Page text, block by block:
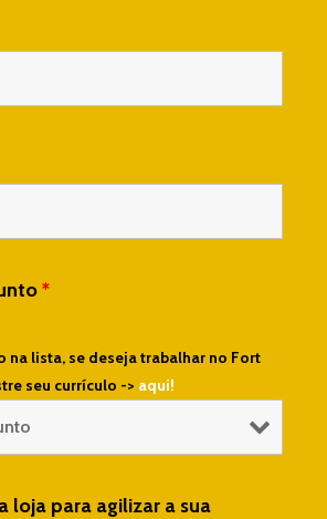
*
na lista, se deseja trabalhar no Fort
seu currículo -> aqui!
loja para agilizar a sua